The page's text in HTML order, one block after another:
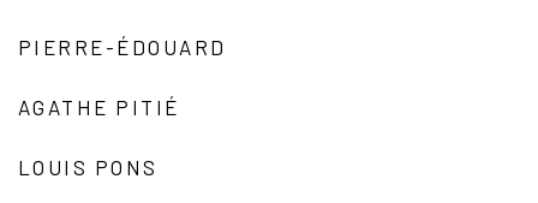
PIERRE-ÉDOUARD
AGATHE PITIÉ
LOUIS PONS